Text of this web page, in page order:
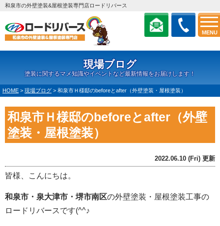
MENU
和泉市の外壁塗装&屋根塗装専門店ロードリバース
現場ブログ
塗装に関するマメ知識やイベントなど最新情報をお届けします！
HOME > 現場ブログ > 和泉市Ｈ様邸のbeforeとafter（外壁塗装・屋根塗装）
和泉市Ｈ様邸のbeforeとafter（外壁
塗装・屋根塗装）
2022.06.10 (Fri) 更新
皆様、こんにちは。
和泉市・泉大津市・堺市南区の外壁塗装・屋根塗装工事の
ロードリバースです(^^♪